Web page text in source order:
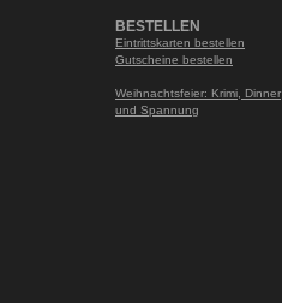
BESTELLEN
Eintrittskarten bestellen
Gutscheine bestellen
Weihnachtsfeier: Krimi, Dinner
und Spannung